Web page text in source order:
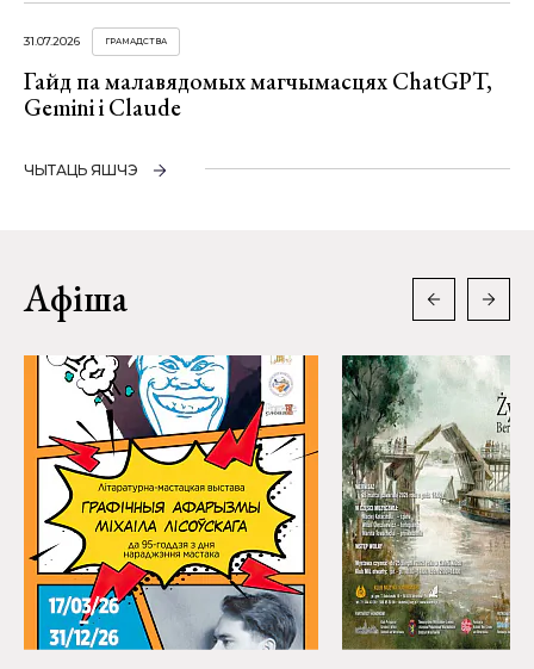
31.07.2026 ГРАМАДСТВА
Гайд па малавядомых магчымасцях ChatGPT,
Gemini і Claude
ЧЫТАЦЬ ЯШЧЭ
Афіша